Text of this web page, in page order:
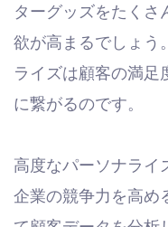
ターグッズをたくさ
欲が高まるでしょう
ライズは顧客の満足
に繋がるのです。
高度なパーソナライ
企業の競争力を高め